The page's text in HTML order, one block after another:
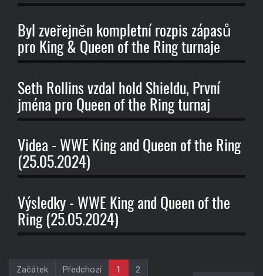
Byl zveřejněn kompletní rozpis zápasů
pro King & Queen of the Ring turnaje
Seth Rollins vzdal hold Shieldu, První
jména pro Queen of the Ring turnaj
Videa - WWE King and Queen of the Ring
(25.05.2024)
Výsledky - WWE King and Queen of the
Ring (25.05.2024)
Začátek Předchozí 1
2